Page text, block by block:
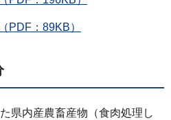
PDF：89KB）
県内産農畜産物（食肉処理し